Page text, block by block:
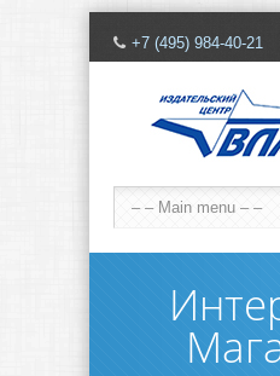
+7 (495) 984-40-21